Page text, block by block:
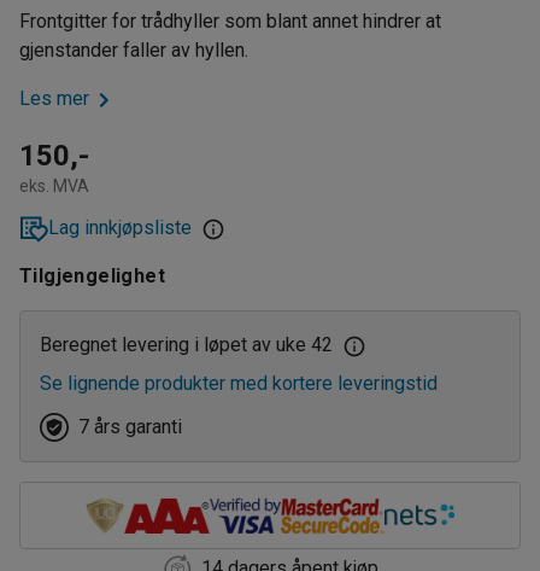
Frontgitter for trådhyller som blant annet hindrer at
gjenstander faller av hyllen.
Les mer
150,-
eks. MVA
Lag innkjøpsliste
Tilgjengelighet
Beregnet levering i løpet av uke 42
Se lignende produkter med kortere leveringstid
7 års garanti